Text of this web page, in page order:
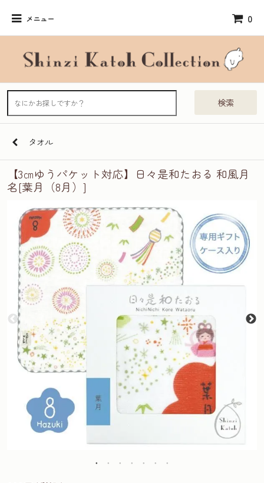
メニュー 0
検索
タオル
【3㎝ゆうパケット対応】日々是和たおる 和風月
名[葉月（8月）]